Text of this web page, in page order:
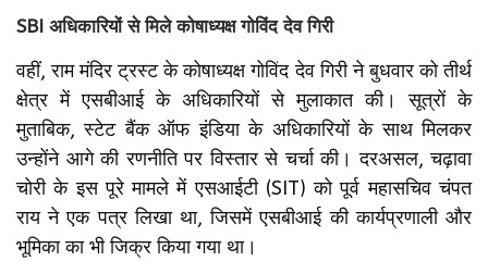
SBI अधिकारियों से मिले कोषाध्यक्ष गोविंद देव गिरी
वहीं, राम मंदिर ट्रस्ट के कोषाध्यक्ष गोविंद देव गिरी ने बुधवार को तीर्थ
क्षेत्र में एसबीआई के अधिकारियों से मुलाकात की। सूत्रों के
मुताबिक, स्टेट बैंक ऑफ इंडिया के अधिकारियों के साथ मिलकर
उन्होंने आगे की रणनीति पर विस्तार से चर्चा की। दरअसल, चढ़ावा
चोरी के इस पूरे मामले में एसआईटी (SIT) को पूर्व महासचिव चंपत
राय ने एक पत्र लिखा था, जिसमें एसबीआई की कार्यप्रणाली और
भूमिका का भी जिक्र किया गया था।